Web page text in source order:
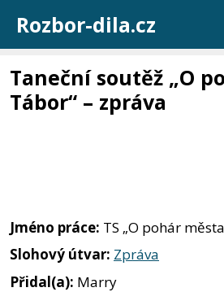
obsah
Rozbor-dila.cz
Taneční soutěž „O
Tábor“ – zpráva
Jméno práce: TS „O pohár
Slohový útvar: Zpráva
Přidal(a): Marry